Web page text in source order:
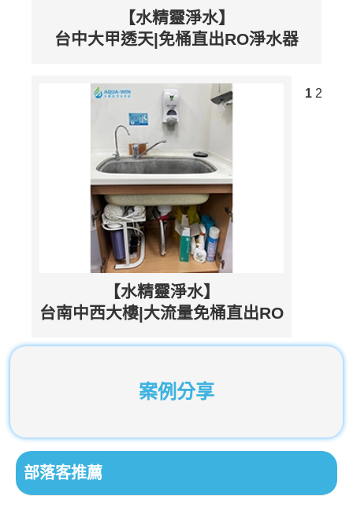
案例分享
部落客推薦
【水精靈淨水】
台中大甲透天|免桶直出RO淨水器
【水精靈淨水】
台南中西大樓|大流量免桶直出RO
1 2